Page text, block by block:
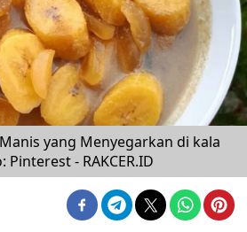
yang Menyegarkan di kala
- RAKCER.ID